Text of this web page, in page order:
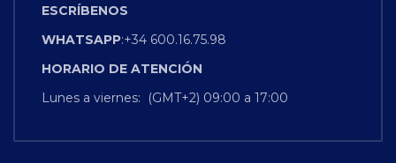
ESCRÍBENOS
WHATSAPP:+34 600.16.75.98
HORARIO DE ATENCIÓN
Lunes a viernes: (GMT+2) 09:00 a 17:00